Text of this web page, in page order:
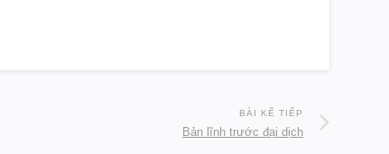
BÀI KẾ TIẾP
Bản lĩnh trước đại dịch